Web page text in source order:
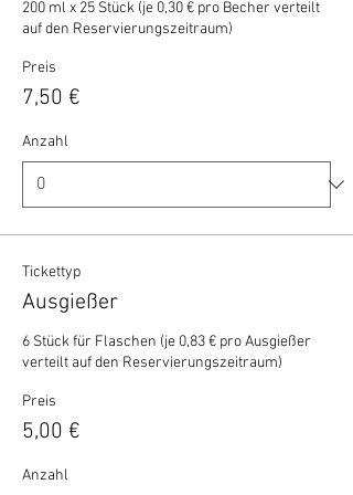
200 ml x 25 Stück (je 0,30 € pro Becher verteilt
auf den Reservierungszeitraum)
Preis
7,50 €
Anzahl
Tickettyp
Ausgießer
6 Stück für Flaschen (je 0,83 € pro Ausgießer
verteilt auf den Reservierungszeitraum)
Preis
5,00 €
Anzahl